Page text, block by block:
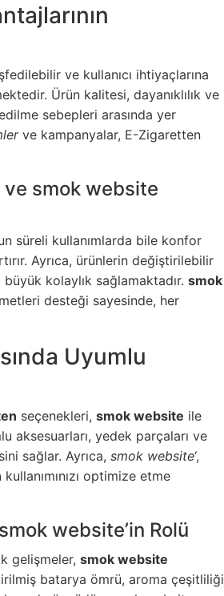
ve kullanıcı ihtiyaçlarına
Ürün kalitesi, dayanıklılık ve
sebepleri arasında yer
ve kampanyalar, E-Zigaretten
ve smok website
süreli kullanımlarda bile konfor
Ayrıca, ürünlerin değiştirilebilir
kolaylık sağlamaktadır. smok
desteği sayesinde, her
Uyumlu
seçenekleri, smok website ile
aksesuarları, yedek parçaları ve
sağlar. Ayrıca, smok website‘,
kullanımınızı optimize etme
website’in Rolü
gelişmeler, smok website
batarya ömrü, aroma çeşitliliği